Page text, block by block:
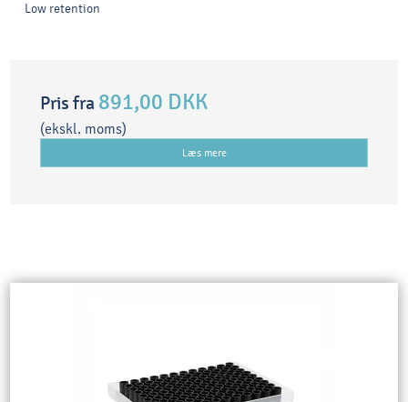
Low retention
Pris fra 891,00 DKK
(ekskl. moms)
Læs mere